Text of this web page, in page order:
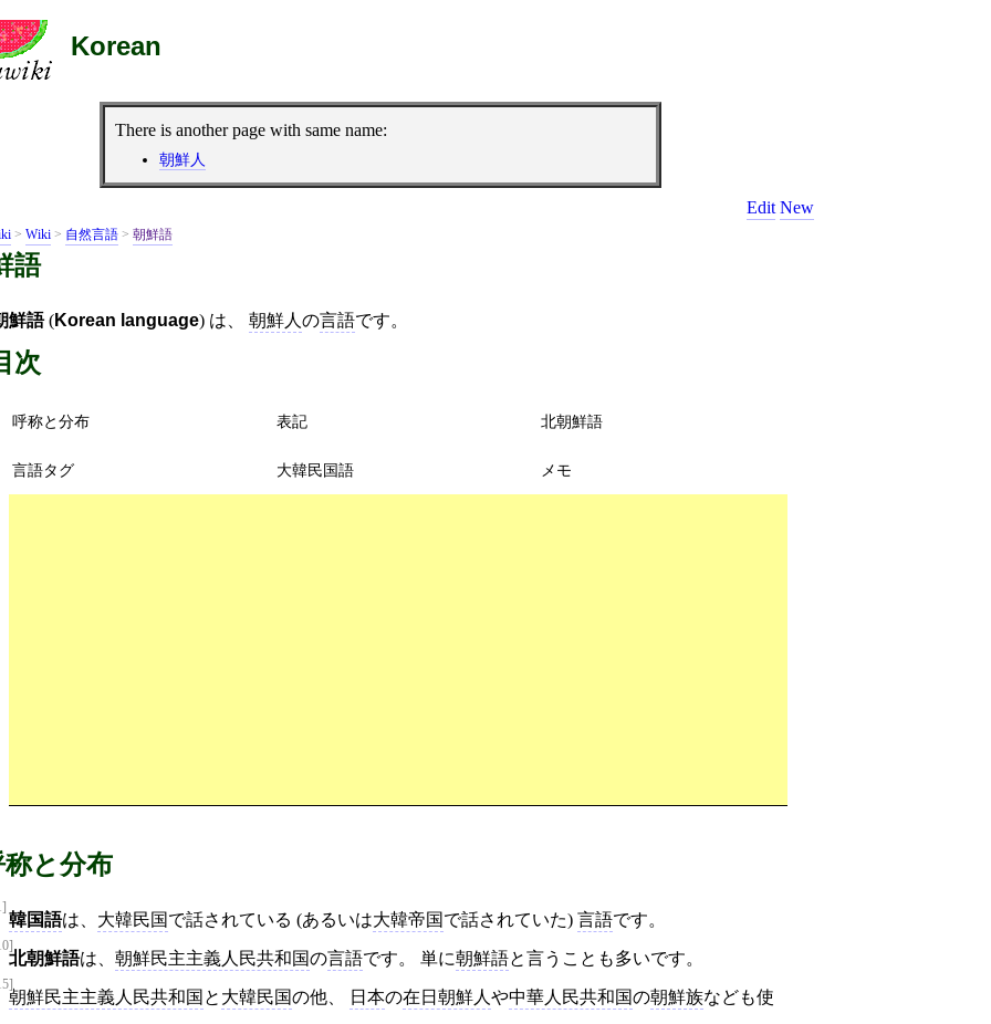
Korean
There is another page with same name:
朝鮮人
Edit New
> Wiki > 自然言語 > 朝鮮語
語
鮮語(Korean language) は、 朝鮮人 の言語です。
次
呼称と分布
言語タグ
表記
大韓民国語
北朝鮮語
メモ
と分布
韓国語は、 大韓民国で話されている (あるいは大韓帝国で話されていた) 言語です。
北朝鮮語は、 朝鮮民主主義人民共和国の言語です。 単に朝鮮語と言うことも多いです。
朝鮮民主主義人民共和国 と 大韓民国の他、 日本の在日朝鮮人 や中華人民共和国の朝鮮族なども使